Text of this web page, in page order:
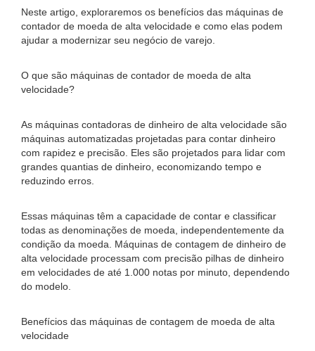
Neste artigo, exploraremos os benefícios das máquinas de
contador de moeda de alta velocidade e como elas podem
ajudar a modernizar seu negócio de varejo.
O que são máquinas de contador de moeda de alta
velocidade?
As máquinas contadoras de dinheiro de alta velocidade são
máquinas automatizadas projetadas para contar dinheiro
com rapidez e precisão. Eles são projetados para lidar com
grandes quantias de dinheiro, economizando tempo e
reduzindo erros.
Essas máquinas têm a capacidade de contar e classificar
todas as denominações de moeda, independentemente da
condição da moeda. Máquinas de contagem de dinheiro de
alta velocidade processam com precisão pilhas de dinheiro
em velocidades de até 1.000 notas por minuto, dependendo
do modelo.
Benefícios das máquinas de contagem de moeda de alta
velocidade